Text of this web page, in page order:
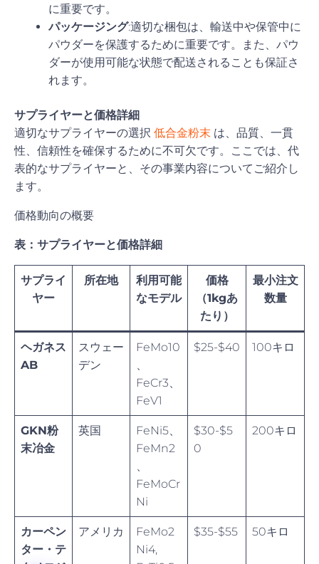
に重要です。
パッケージング:適切な梱包は、輸送中や保管中に
パウダーを保護するために重要です。また、パウ
ダーが使用可能な状態で配送されることも保証さ
れます。
サプライヤーと価格詳細
適切なサプライヤーの選択 低合金粉末 は、品質、一貫
性、信頼性を確保するために不可欠です。ここでは、代
表的なサプライヤーと、その事業内容についてご紹介し
ます。
価格動向の概要
表：サプライヤーと価格詳細
サプライ
ヤー
所在地
利用可能
なモデル
価格
（1kgあ
たり）
最小注文
数量
ヘガネス
AB
スウェー
デン
FeMo10
、
FeCr3、
FeV1
$25-$40 100キロ
GKN粉
末冶金
英国
FeNi5、
FeMn2
、
FeMoCr
Ni
$30-$5
0
200キロ
カーペン
ター・テ
アメリカ
FeMo2
Ni4,
$35-$55 50キロ